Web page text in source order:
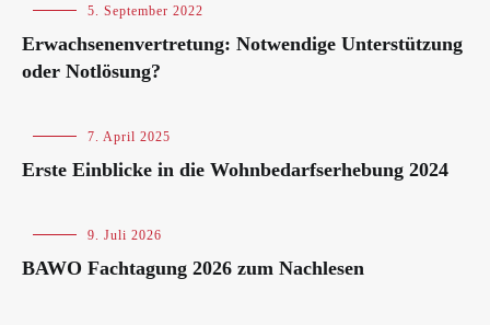
Blog 5. September 2022
Erwachsenenvertretung: Notwendige Unterstützung
oder Notlösung?
Blog 7. April 2025
Erste Einblicke in die Wohnbedarfserhebung 2024
Blog ,
9. Juli 2026
BAWO Fachtagung 2026 zum Nachlesen